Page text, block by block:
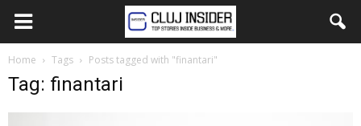
Home Tags Posts tagged with "finantari"
Tag: finantari